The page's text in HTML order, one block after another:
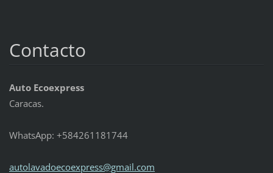
Contacto
Auto Ecoexpress
Caracas.
WhatsApp: +584261181744
autolavadoecoexpress@gmail.com